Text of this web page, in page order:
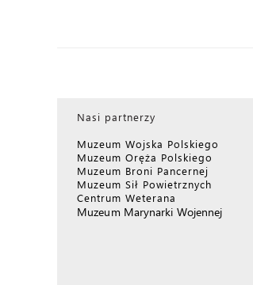
Nasi partnerzy
Muzeum Wojska Polskiego
Muzeum Oręża Polskiego
Muzeum Broni Pancernej
Muzeum Sił Powietrznych
Centrum Weterana
Muzeum Marynarki Wojennej